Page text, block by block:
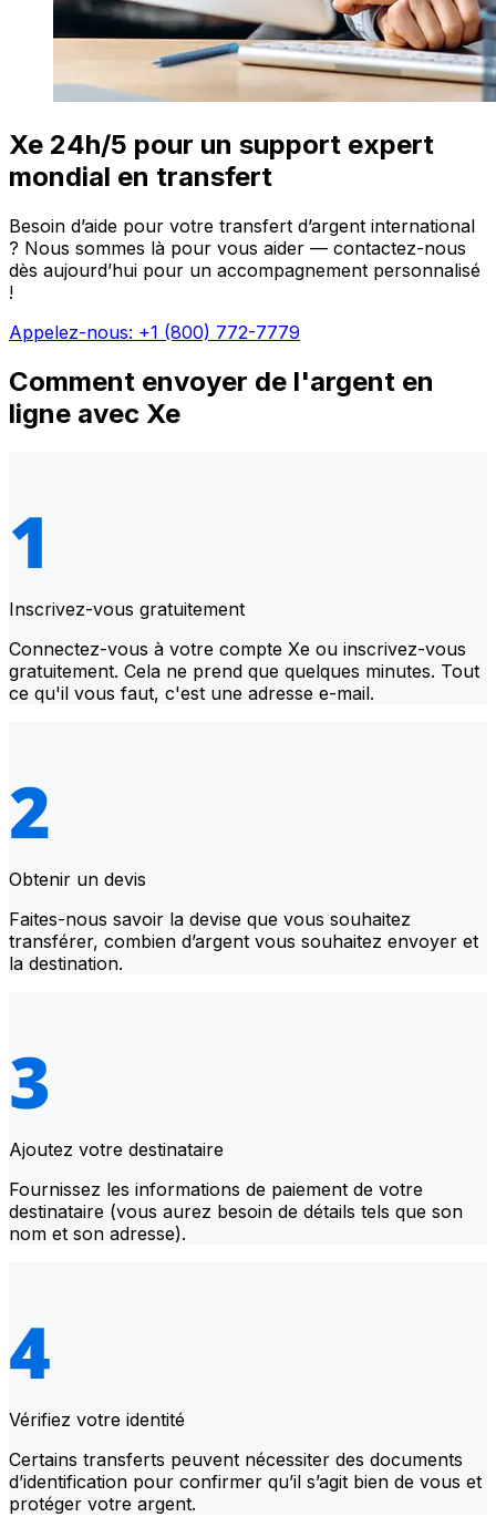
Xe 24h/5 pour un support expert
mondial en transfert
Besoin d’aide pour votre transfert d’argent international
? Nous sommes là pour vous aider — contactez-nous
dès aujourd’hui pour un accompagnement personnalisé
!
Appelez-nous: +1 (800) 772-7779
Comment envoyer de l'argent en
ligne avec Xe
Inscrivez-vous gratuitement
Connectez-vous à votre compte Xe ou inscrivez-vous
gratuitement. Cela ne prend que quelques minutes. Tout
ce qu'il vous faut, c'est une adresse e-mail.
Obtenir un devis
Faites-nous savoir la devise que vous souhaitez
transférer, combien d’argent vous souhaitez envoyer et
la destination.
Ajoutez votre destinataire
Fournissez les informations de paiement de votre
destinataire (vous aurez besoin de détails tels que son
nom et son adresse).
Vérifiez votre identité
Certains transferts peuvent nécessiter des documents
d’identification pour confirmer qu’il s’agit bien de vous et
protéger votre argent.